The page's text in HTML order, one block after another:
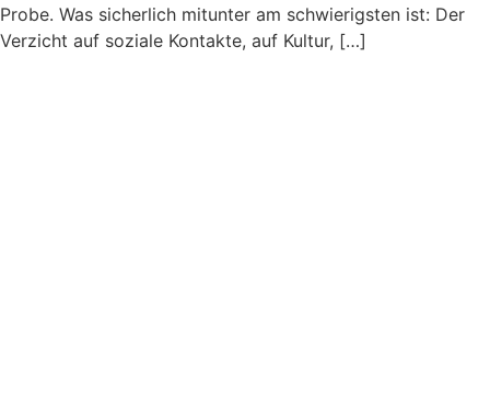
Probe. Was sicherlich mitunter am schwierigsten ist: Der
Verzicht auf soziale Kontakte, auf Kultur, […]